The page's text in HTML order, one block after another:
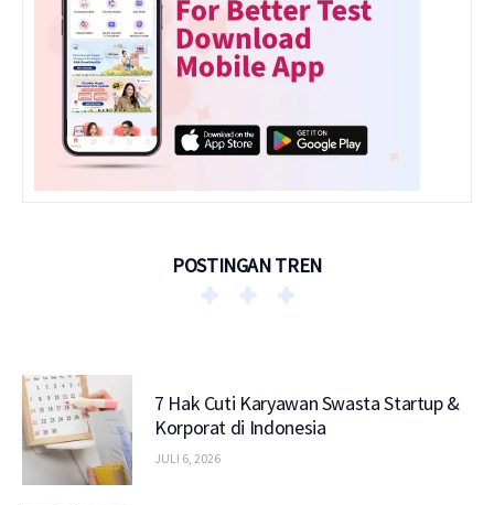
POSTINGAN TREN
7 Hak Cuti Karyawan Swasta Startup &
Korporat di Indonesia
JULI 6, 2026